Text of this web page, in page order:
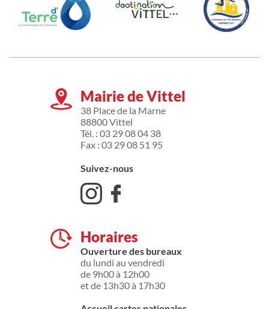
Mairie de Vittel
38 Place de la Marne
88800 Vittel
Tél. : 03 29 08 04 38
Fax : 03 29 08 51 95
Suivez-nous
Horaires
Ouverture des bureaux
du lundi au vendredi
de 9h00 à 12h00
et de 13h30 à 17h30